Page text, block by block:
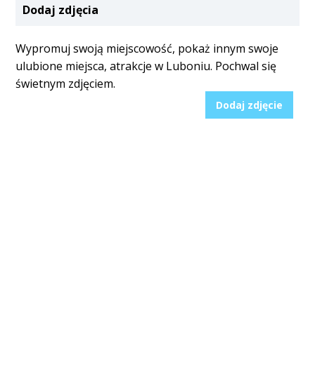
Dodaj zdjęcia
Wypromuj swoją miejscowość, pokaż innym swoje
ulubione miejsca, atrakcje w Luboniu. Pochwal się
świetnym zdjęciem.
Dodaj zdjęcie